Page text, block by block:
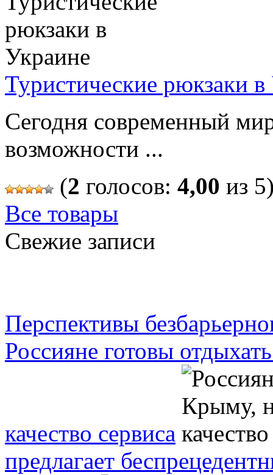
Туристические рюкзаки
Сегодня современный
возможности ...
(2 голосов: 4,00 из
Все товары
Свежие записи
Перспективы
Россияне готовы
качество сервиса
предлагает